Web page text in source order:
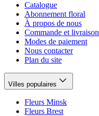
Catalogue
Abonnement floral
À propos de nous
Commande et livraison
Modes de paiement
Nous contacter
Plan du site
Villes populaires
Fleurs Minsk
Fleurs Brest